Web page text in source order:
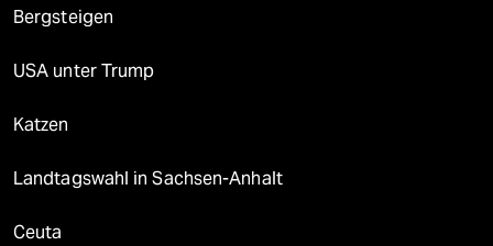
Bergsteigen
USA unter Trump
Katzen
Landtagswahl in Sachsen-Anhalt
Ceuta